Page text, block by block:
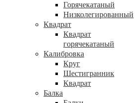
Горячекатаный
Низколегированный
Квадрат
Квадрат
горячекатаный
Калибровка
Круг
Шестигранник
Квадрат
Балка